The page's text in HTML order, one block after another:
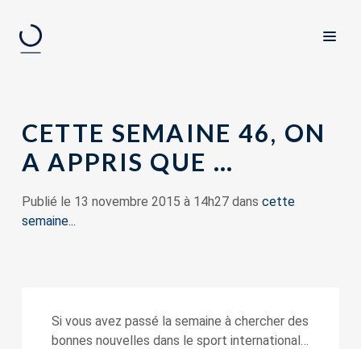
CETTE SEMAINE 46, ON
A APPRIS QUE …
Publié le 13 novembre 2015 à 14h27 dans cette
semaine...
Si vous avez passé la semaine à chercher des
bonnes nouvelles dans le sport international…